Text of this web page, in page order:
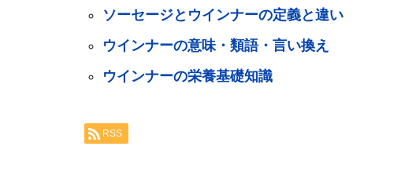
ソーセージとウインナーの定義と違い
ウインナーの意味・類語・言い換え
ウインナーの栄養基礎知識
RSS